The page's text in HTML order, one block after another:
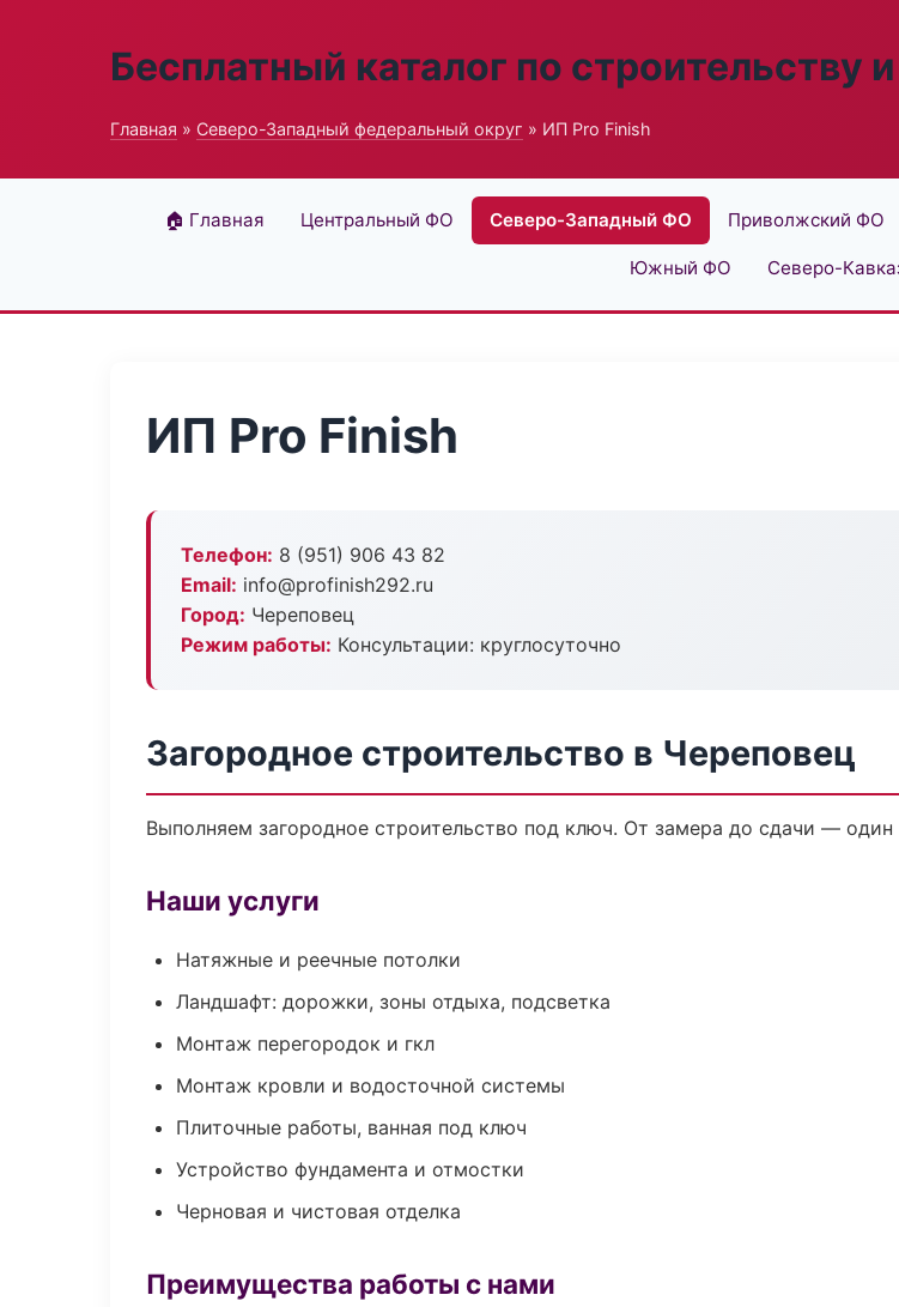
Бесплатный каталог по строительству
Главная » Северо-Западный федеральный округ » ИП Pro Finish
🏠 Главная Центральный ФО Северо-Западный ФО Приволжский ФО
Южный ФО Северо-
ИП Pro Finish
Телефон: 8 (951) 906 43 82
Email: info@profinish292.ru
Город: Череповец
Режим работы: Консультации: круглосуточно
Загородное строительство в Череповец
Выполняем загородное строительство под ключ. От замера до сдачи —
Наши услуги
Натяжные и реечные потолки
Ландшафт: дорожки, зоны отдыха, подсветка
Монтаж перегородок и гкл
Монтаж кровли и водосточной системы
Плиточные работы, ванная под ключ
Устройство фундамента и отмостки
Черновая и чистовая отделка
Преимущества работы с нами